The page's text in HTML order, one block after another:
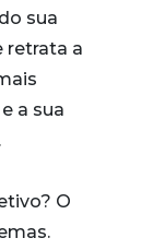
sua
retrata a
a sua
O